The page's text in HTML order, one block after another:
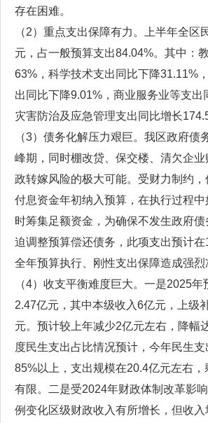
存在困难。
（2）重点支出保障有力。上半年全区
元，占一般预算支出84.04%。其中：
63%，科学技术支出同比下降31.11%
出同比下降9.01%，商业服务业等支出
灾害防治及应急管理支出同比增长
（3）债务化解压力艰巨。我区政府债
峰期，同时棚改贷、保交楼、清欠企
政转嫁风险的极大可能。受财力制约
付息资金年初纳入预算，在执行过程中
时筹集足额资金，为确保不发生政府
迫调整预算偿还债务，此项支出预计
全年预算执行、刚性支出保障造成强烈
（4）收支平衡难度巨大。一是2025
2.47亿元，其中本级收入6亿元，上级
元。预计较上年减少2亿元左右，降幅
度民生支出占比情况预计，今年民生
85%以上，支出规模在20.4亿元左右，
有限。二是受2024年财政体制改革影
例变化区级财政收入有所增长，但收